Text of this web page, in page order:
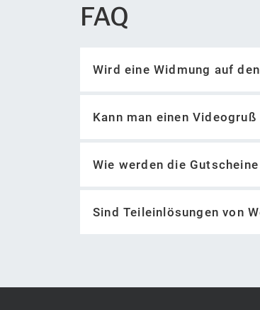
FAQ
Wird eine Widmung auf
Kann man einen Videogruß
Videogruß als privaten
Wie werden die
Sind Teileinlösungen von